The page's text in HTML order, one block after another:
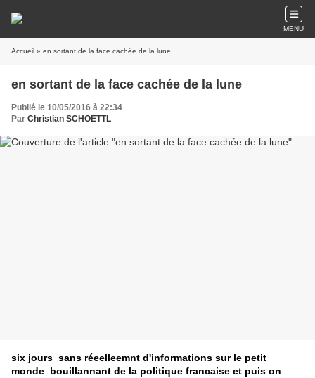
MENU
Accueil » en sortant de la face cachée de la lune
en sortant de la face cachée de la lune
Publié le 10/05/2016 à 22:34
Par Christian SCHOETTL
six jours sans réeelleemnt d'informations sur le petit
monde bouillannant de la politique francaise et puis on